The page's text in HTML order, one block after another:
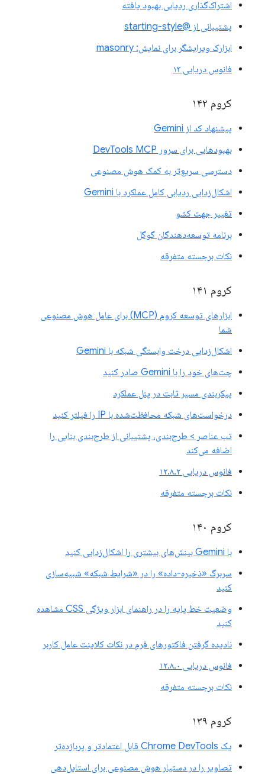
اشتراک‌گذاری ردیابی بهبود یافته
پشتیبانی از @starting-style
ابزارک ویرایشگر برای نمایش: masonry
فانوس دریایی ۱۳
کروم ۱۴۲
پیشنهاد کد از Gemini
بهبودهایی برای سرور DevTools MCP
دسترسی سریع‌تر به کمک هوش مصنوعی
اشکال‌زدایی ردیابی کامل عملکرد با Gemini
تغییر جهت کشو
برنامه توسعه‌دهندگان گوگل
نکات برجسته متفرقه
کروم ۱۴۱
ابزارهای توسعه کروم (MCP) برای عامل هوش مصنوعی
شما
اشکال‌زدایی درخت وابستگی شبکه با Gemini
چت‌های خود را با Gemini صادر کنید
پیکربندی مسیر ثابت در پنل عملکرد
درخواست‌های شبکه محافظت‌شده با IP را فیلتر کنید
تب عناصر > طرح‌بندی، پشتیبانی از طرح‌بندی بنایی را
اضافه می‌کند
فانوس دریایی ۱۲.۸.۲
نکات برجسته متفرقه
کروم ۱۴۰
با Gemini بینش‌های بیشتری را اشکال‌زدایی کنید
سربرگ «ذخیره-داده» را در «شرایط شبکه» شبیه‌سازی
کنید
وضعیت خط پایه را در راهنمای ابزار ویژگی CSS مشاهده
کنید
نادیده گرفتن فاکتورهای فرم در نکات کلاینت عامل کاربر
فانوس دریایی ۱۲.۸.۰
نکات برجسته متفرقه
کروم ۱۳۹
یک Chrome DevTools قابل اعتمادتر و پربازده‌تر
تصاویر را در دستیار هوش مصنوعی برای استایل‌دهی